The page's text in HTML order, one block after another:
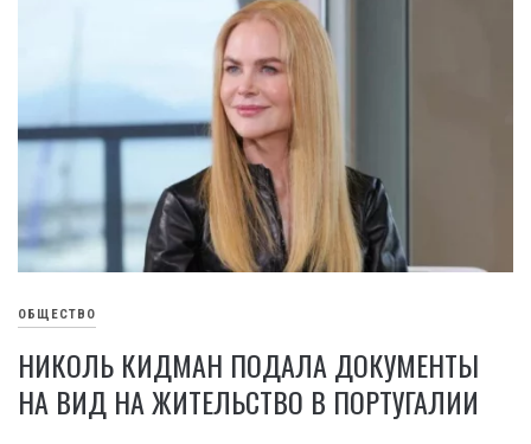
ОБЩЕСТВО
НИКОЛЬ КИДМАН ПОДАЛА ДОКУМЕНТЫ
НА ВИД НА ЖИТЕЛЬСТВО В ПОРТУГАЛИИ